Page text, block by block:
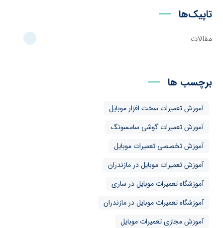
تاپیک‌ها
مقالات
برچسب ها
آموزش تعمیرات سخت افزار موبایل
آموزش تعمیرات گوشی سامسونگ
آموزش تخصصی تعمیرات موبایل
آموزش تعمیرات موبایل در مازندران
آموزشگاه تعمیرات موبایل در ساری
آموزشگاه تعمیرات موبایل در مازندران
آموزش مجازی تعمیرات موبایل